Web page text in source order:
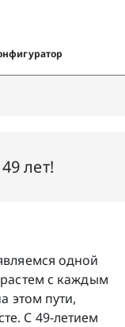
лет!
одной
с каждым
этом пути,
С 49-летием